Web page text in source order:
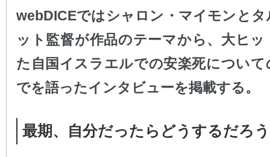
webDICEではシャロン・マイモンとタ
ット監督が作品のテーマから、大ヒッ
た自国イスラエルでの安楽死について
でを語ったインタビューを掲載する。
最期、自分だったらどうするだろ